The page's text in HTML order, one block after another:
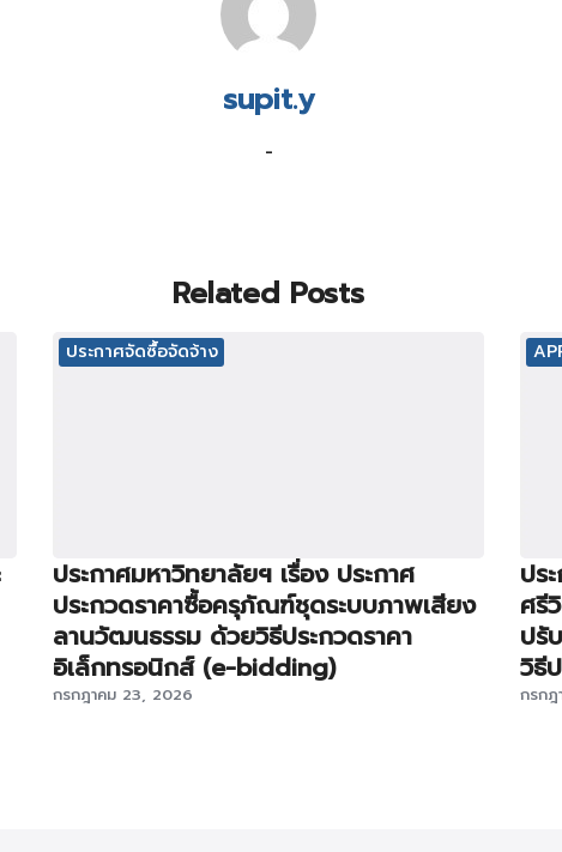
supit.y
-
Related Posts
ประกาศจัดซื้อจัดจ้าง
ประกาศมหาวิทยาลัยฯ เรื่อง ประกาศ
ประกวดราคาซื้อครุภัณฑ์ชุดระบบภาพเสียง
ลานวัฒนธรรม ด้วยวิธีประกวดราคา
อิเล็กทรอนิกส์ (e-bidding)
กรกฎาคม 23, 2026
ปร
ศรี
ปรั
วิธี
กรกฎ